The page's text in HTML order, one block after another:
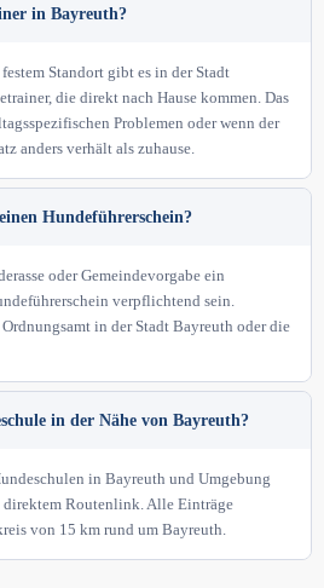
in Bayreuth?
Standort gibt es in der Stadt
die direkt nach Hause kommen. Das
Problemen oder wenn der
anders verhält als zuhause.
Hundeführerschein?
oder Gemeindevorgabe ein
verpflichtend sein.
in der Stadt Bayreuth oder die
in der Nähe von Bayreuth?
in Bayreuth und Umgebung
direktem Routenlink. Alle Einträge
von 15 km rund um Bayreuth.